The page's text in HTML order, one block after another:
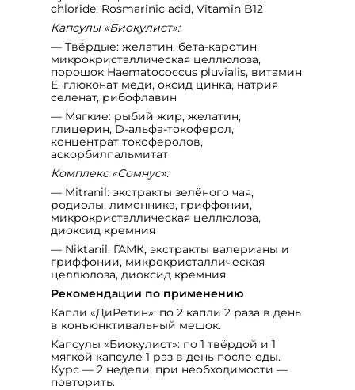
chloride, Rosmarinic acid, Vitamin B12
Капсулы «Биокулист»:
— Твёрдые: желатин, бета-каротин,
микрокристаллическая целлюлоза,
порошок Haematococcus pluvialis, витамин
Е, глюконат меди, оксид цинка, натрия
селенат, рибофлавин
— Мягкие: рыбий жир, желатин,
глицерин, D-альфа-токоферол,
концентрат токоферолов,
аскорбилпальмитат
Комплекс «Сомнус»:
— Mitranil: экстракты зелёного чая,
родиолы, лимонника, гриффонии,
микрокристаллическая целлюлоза,
диоксид кремния
— Niktanil: ГАМК, экстракты валерианы и
гриффонии, микрокристаллическая
целлюлоза, диоксид кремния
Рекомендации по применению
Капли «ДиРетин»: по 2 капли 2 раза в день
в конъюнктивальный мешок.
Капсулы «Биокулист»: по 1 твёрдой и 1
мягкой капсуле 1 раз в день после еды.
Курс — 2 недели, при необходимости —
повторить.